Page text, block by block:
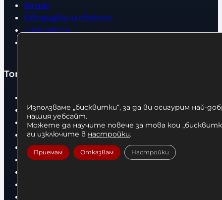
За нас
Оборудвани обекти
Контакти
Топ категории
Боксови чували
Боксови ръкавици
Дрехи
Детски дрехи
Суичъри
Използваме „бисквитки“, за да ви осигурим най-
нашия уебсайт.
Можете да научите повече за това кои
ги изключите в настройки.
Приемам Отказвам Настройки